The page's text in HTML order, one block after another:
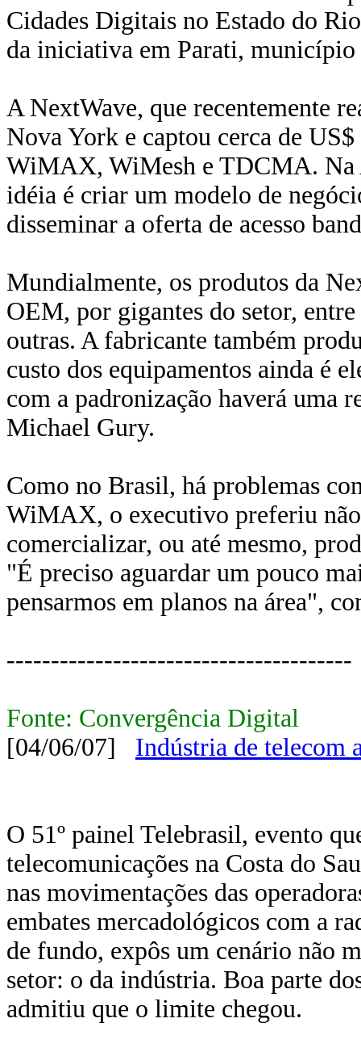
Cidades Digitais no Estado do
da iniciativa em Parati,
A NextWave, que recentemente
Nova York e captou cerca de
WiMAX, WiMesh e TDCMA. Na
idéia é criar um modelo de
disseminar a oferta de acesso
Mundialmente, os produtos da
OEM, por gigantes do setor,
outras. A fabricante também
custo dos equipamentos ainda é
com a padronização haverá uma
Michael Gury.
Como no Brasil, há problemas
WiMAX, o executivo preferiu
comercializar, ou até mesmo,
"É preciso aguardar um pouco
pensarmos em planos na área",
---------------------------------------
Fonte: Convergência Digital
[04/06/07] Indústria de telecom
O 51º painel Telebrasil, evento
telecomunicações na Costa do
nas movimentações das
embates mercadológicos com a
de fundo, expôs um cenário não
setor: o da indústria. Boa parte
admitiu que o limite chegou.